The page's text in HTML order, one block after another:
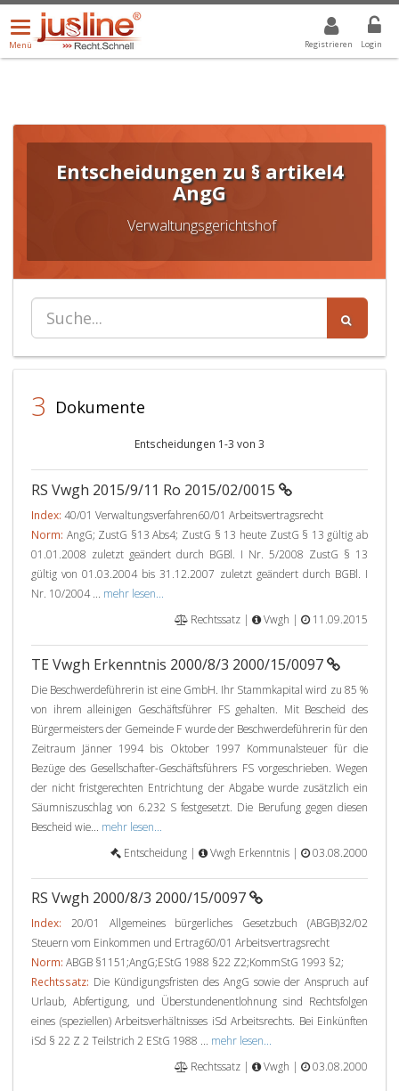
Registrieren Login
Menü
öffnen/schließen
Menü
ALLE DROPDOWN: GEWÄHLTER WERT IST ALLE
Entscheidungen zu § artikel4
AngG
Verwaltungsgerichtshof
3 Dokumente
Entscheidungen 1-3 von 3
RS Vwgh 2015/9/11 Ro 2015/02/0015
Index: 40/01 Verwaltungsverfahren60/01 Arbeitsvertragsrecht
Norm: AngG; ZustG §13 Abs4; ZustG § 13 heute ZustG § 13 gültig ab
01.01.2008 zuletzt geändert durch BGBl. I Nr. 5/2008 ZustG § 13
gültig von 01.03.2004 bis 31.12.2007 zuletzt geändert durch BGBl. I
Nr. 10/2004 ... mehr lesen...
Rechtssatz |
Vwgh | 11.09.2015
TE Vwgh Erkenntnis 2000/8/3 2000/15/0097
Die Beschwerdeführerin ist eine GmbH. Ihr Stammkapital wird zu 85 %
von ihrem alleinigen Geschäftsführer FS gehalten. Mit Bescheid des
Bürgermeisters der Gemeinde F wurde der Beschwerdeführerin für den
Zeitraum Jänner 1994 bis Oktober 1997 Kommunalsteuer für die
Bezüge des Gesellschafter-Geschäftsführers FS vorgeschrieben. Wegen
der nicht fristgerechten Entrichtung der Abgabe wurde zusätzlich ein
Säumniszuschlag von 6.232 S festgesetzt. Die Berufung gegen diesen
Bescheid wie... mehr lesen...
Entscheidung |
Vwgh Erkenntnis | 03.08.2000
RS Vwgh 2000/8/3 2000/15/0097
Index: 20/01 Allgemeines bürgerliches Gesetzbuch (ABGB)32/02
Steuern vom Einkommen und Ertrag60/01 Arbeitsvertragsrecht
Norm: ABGB §1151;AngG;EStG 1988 §22 Z2;KommStG 1993 §2;
Rechtssatz: Die Kündigungsfristen des AngG sowie der Anspruch auf
Urlaub, Abfertigung, und Überstundenentlohnung sind Rechtsfolgen
eines (speziellen) Arbeitsverhältnisses iSd Arbeitsrechts. Bei Einkünften
iSd § 22 Z 2 Teilstrich 2 EStG 1988 ... mehr lesen...
Rechtssatz |
Vwgh | 03.08.2000